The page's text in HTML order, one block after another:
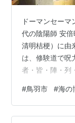
ドーマンセー
代の陰陽師 安倍
清明桔梗）に由
は、修験道で呪
者・皆・陣・列
す。 2024年8
市） 展示B棟
る伊勢湾での漁
#鳥羽市 #海の